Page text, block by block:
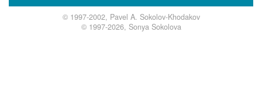
© 1997-2002, Pavel A. Sokolov-Khodakov
© 1997-2026, Sonya Sokolova